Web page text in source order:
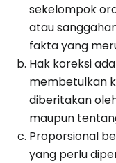
sekelompok
atau
fakta yang
Hak koreksi
membetulkan
diberitakan
maupun
Proporsional
yang perlu